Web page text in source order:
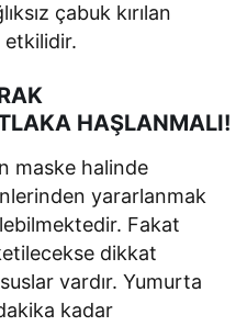
çabuk kırılan
etkilidir.
HAŞLANMALI!
maske halinde
yararlanmak
Fakat
dikkat
vardır. Yumurta
kadar